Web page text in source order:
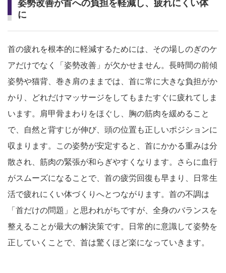
姿勢改善が首への負担を軽減し、疲れにくい体
に
首の疲れを根本的に軽減するためには、その場しのぎのケ
アだけでなく「姿勢改善」が欠かせません。長時間の前傾
姿勢や猫背、巻き肩のままでは、首に常に大きな負担がか
かり、どれだけマッサージをしてもまたすぐに疲れてしま
います。肩甲骨まわりをほぐし、胸の筋肉を緩めること
で、自然と背すじが伸び、頭の位置も正しいポジションに
収まります。この姿勢が安定すると、首にかかる重みは分
散され、筋肉の緊張が和らぎやすくなります。さらに血行
がスムーズになることで、首の疲労回復も早まり、日常生
活で疲れにくい体づくりへとつながります。首の不調は
「首だけの問題」と思われがちですが、全身のバランスを
整えることが最大の解決策です。日常的に意識して姿勢を
正していくことで、首は驚くほど楽になっていきます。